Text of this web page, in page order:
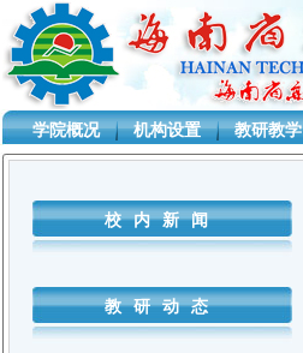
学院概况 机构设置 教研教学
校内新闻
教研动态